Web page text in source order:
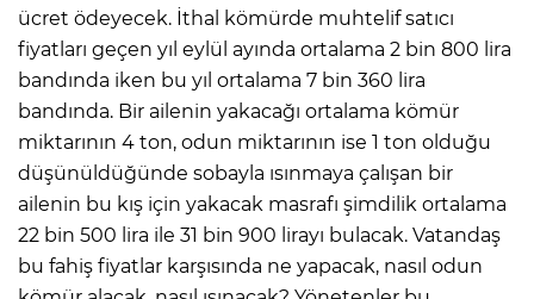
ücret ödeyecek. İthal kömürde muhtelif satıcı
fiyatları geçen yıl eylül ayında ortalama 2 bin 800 lira
bandında iken bu yıl ortalama 7 bin 360 lira
bandında. Bir ailenin yakacağı ortalama kömür
miktarının 4 ton, odun miktarının ise 1 ton olduğu
düşünüldüğünde sobayla ısınmaya çalışan bir
ailenin bu kış için yakacak masrafı şimdilik ortalama
22 bin 500 lira ile 31 bin 900 lirayı bulacak. Vatandaş
bu fahiş fiyatlar karşısında ne yapacak, nasıl odun